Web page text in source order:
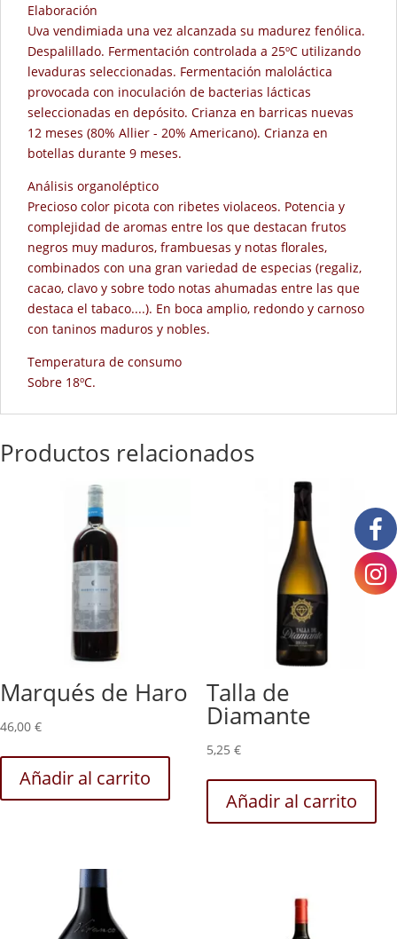
Elaboración
Uva vendimiada una vez alcanzada su madurez fenólica.
Despalillado. Fermentación controlada a 25ºC utilizando
levaduras seleccionadas. Fermentación maloláctica
provocada con inoculación de bacterias lácticas
seleccionadas en depósito. Crianza en barricas nuevas
12 meses (80% Allier - 20% Americano). Crianza en
botellas durante 9 meses.
Análisis organoléptico
Precioso color picota con ribetes violaceos. Potencia y
complejidad de aromas entre los que destacan frutos
negros muy maduros, frambuesas y notas florales,
combinados con una gran variedad de especias (regaliz,
cacao, clavo y sobre todo notas ahumadas entre las que
destaca el tabaco....). En boca amplio, redondo y carnoso
con taninos maduros y nobles.
Temperatura de consumo
Sobre 18ºC.
Productos relacionados
Marqués de Haro
46,00 €
Añadir al carrito
Talla de
Diamante
5,25 €
Añadir al carrito